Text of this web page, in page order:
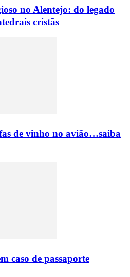
no Alentejo: do legado
cristãs
de vinho no avião…saiba
caso de passaporte